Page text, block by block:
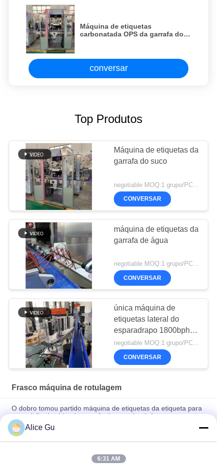
Máquina de etiquetas
carbonatada OPS da garrafa do
conversar
Top Produtos
Máquina de etiquetas da
garrafa do suco
CONVERSAR
máquina de etiquetas da
garrafa de água
negotiable MOQ:1 grupo/PC para a máquina de etiquetas da garrafa de água
CONVERSAR
única máquina de
etiquetas lateral do
esparadrapo 1800bph
para a garrafa redonda
pequena
negotiable MOQ:1 grupo/PC para a bebida engarrafa a máquina de etiquetas
CONVERSAR
Frasco máquina de rotulagem
O dobro tomou partido máquina de etiquetas da etiqueta para
a precisão de vidro da garrafa de cerveja +/- 1mm
PLC esparadrapo da máquina de etiquetas da garrafa de aço
inoxidável sistema controlado
Máquina de etiquetas quadrada da garrafa com único lado
Alice Gu
6:31 AM